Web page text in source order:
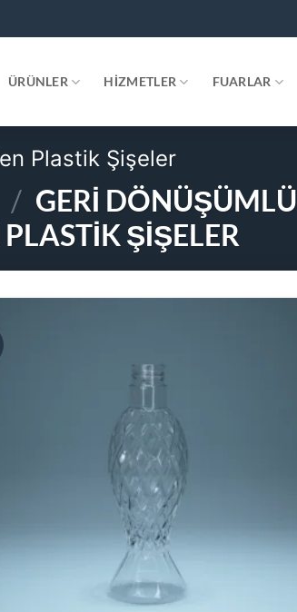
ÜRÜNLER HIZMETLER FUARLAR
Plastik Şişeler
/ GERI DÖNÜŞÜMLÜ
ŞIŞELER